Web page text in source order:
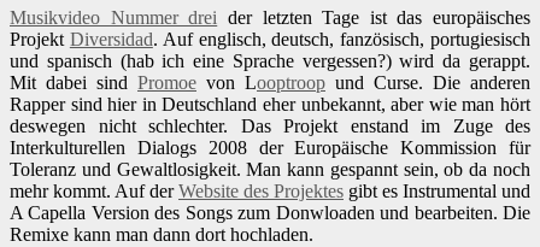
Musikvideo Nummer drei der letzten Tage ist das europäisches
Projekt Diversidad. Auf englisch, deutsch, fanzösisch, portugiesisch
und spanisch (hab ich eine Sprache vergessen?) wird da gerappt.
Mit dabei sind Promoe von Looptroop und Curse. Die anderen
Rapper sind hier in Deutschland eher unbekannt, aber wie man hört
deswegen nicht schlechter. Das Projekt enstand im Zuge des
Interkulturellen Dialogs 2008 der Europäische Kommission für
Toleranz und Gewaltlosigkeit. Man kann gespannt sein, ob da noch
mehr kommt. Auf derWebsite des Projektes gibt es Instrumental und
A Capella Version des Songs zum Donwloaden und bearbeiten. Die
Remixe kann man dann dort hochladen.